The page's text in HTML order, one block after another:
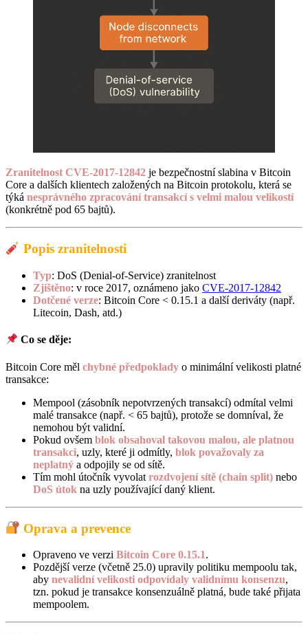
Zranitelnost CVE-2017-12842 je bezpečnostní slabina v Bitcoin
Core a dalších klientech založených na Bitcoin protokolu, která se
týká nesprávného zpracování transakcí s velmi malou velikostí
(konkrétně pod 65 bajtů).
Popis zranitelnosti
Typ: DoS (Denial-of-Service) zranitelnost
Zjištěno: v roce 2017, oznámeno jako CVE-2017-12842
Dotčené verze: Bitcoin Core < 0.15.1 a další deriváty (např.
Litecoin, Dash, atd.)
Co se děje:
Bitcoin Core měl chybné předpoklady o minimální velikosti platné
transakce:
Mempool (zásobník nepotvrzených transakcí) odmítal velmi
malé transakce (např. < 65 bajtů), protože se domníval, že
nemohou být validní.
Pokud ovšem blok obsahoval takovou malou, ale platnou
transakci, uzly, které ji odmítly, blok považovaly za
neplatný a odpojily se od sítě.
Tím mohl útočník vyvolat rozdvojení sítě (chain split) nebo
DoS útok na uzly používající daný klient.
Oprava a prevence
Opraveno ve verzi Bitcoin Core 0.15.1.
Pozdější verze (včetně 25.0) upravily politiku mempoolu tak,
aby nevalidní velikosti odpovídaly validnímu konsenzu,
tzn. pokud je transakce konsenzuálně platná, bude také přijata
mempoolem.